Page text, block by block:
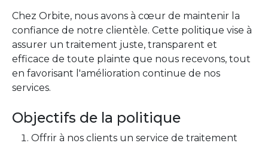
Chez Orbite, nous avons à cœur de maintenir la
confiance de notre clientèle. Cette politique vise à
assurer un traitement juste, transparent et
efficace de toute plainte que nous recevons, tout
en favorisant l'amélioration continue de nos
services.
Objectifs de la politique
Offrir à nos clients un service de traitement